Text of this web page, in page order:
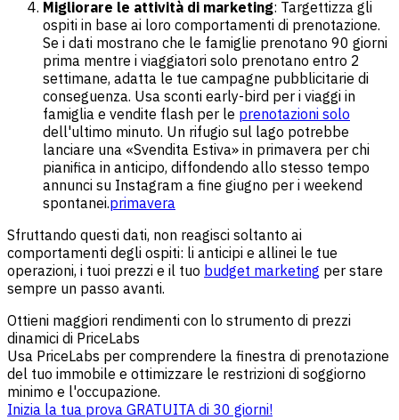
Migliorare le attività di marketing: Targettizza gli
ospiti in base ai loro comportamenti di prenotazione.
Se i dati mostrano che le famiglie prenotano 90 giorni
prima mentre i viaggiatori solo prenotano entro 2
settimane, adatta le tue campagne pubblicitarie di
conseguenza. Usa sconti early-bird per i viaggi in
famiglia e vendite flash per le prenotazioni solo
dell'ultimo minuto. Un rifugio sul lago potrebbe
lanciare una «Svendita Estiva» in primavera per chi
pianifica in anticipo, diffondendo allo stesso tempo
annunci su Instagram a fine giugno per i weekend
spontanei.primavera
Sfruttando questi dati, non reagisci soltanto ai
comportamenti degli ospiti: li anticipi e allinei le tue
operazioni, i tuoi prezzi e il tuo budget marketing per stare
sempre un passo avanti.
Ottieni maggiori rendimenti con lo strumento di prezzi
dinamici di PriceLabs
Usa PriceLabs per comprendere la finestra di prenotazione
del tuo immobile e ottimizzare le restrizioni di soggiorno
minimo e l'occupazione.
Inizia la tua prova GRATUITA di 30 giorni!